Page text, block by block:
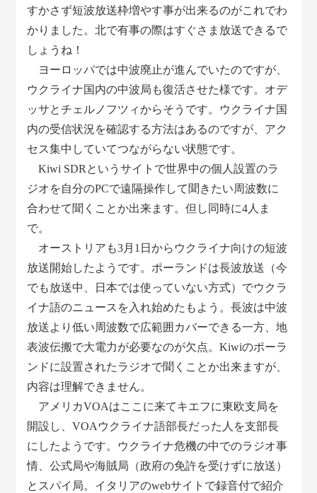
すかさず短波放送枠増やす事が出来るのがこれでわ
かりました。北で有事の際はすぐさま放送できるで
しょうね！
ヨーロッパでは中波廃止が進んでいたのですが、
ウクライナ国内の中波局も復活させた様です。オデ
ッサとチェルノフツィからそうです。ウクライナ国
内の受信状況を確認する方法はあるのですが、アク
セス集中していてつながらない状態です。
Kiwi SDRというサイトで世界中の個人設置のラ
ジオを自分のPCで遠隔操作して聞きたい周波数に
合わせて聞くことか出来ます。但し同時に4人ま
で。
オーストリアも3月1日からウクライナ向けの短波
放送開始したようです。ポーランドは長波放送（今
でも放送中、日本では使っていない方式）でウクラ
イナ語のニュースを入れ始めたもよう。長波は中波
放送より低い周波数で広範囲カバーできる一方、地
表波伝搬で大電力が必要なのが欠点。Kiwiのポーラ
ンドに設置されたラジオで聞くことか出来ますが、
内容は理解できません。
アメリカVOAはここに来てキエフに東欧支局を
開設し、VOAウクライナ語部長だった人を支部長
にしたようです。ウクライナ危機の中でのラジオ事
情、公式局や海賊局（政府の免許を受けずに放送）
とスパイ局。イタリアのwebサイトで録音付で紹介